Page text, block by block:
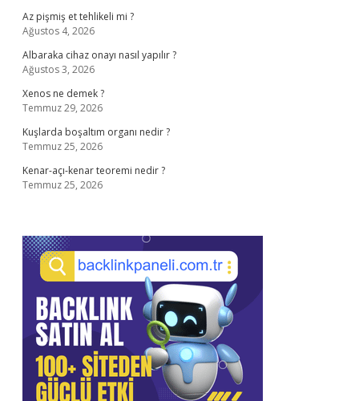
Az pişmiş et tehlikeli mi ?
Ağustos 4, 2026
Albaraka cihaz onayı nasıl yapılır ?
Ağustos 3, 2026
Xenos ne demek ?
Temmuz 29, 2026
Kuşlarda boşaltım organı nedir ?
Temmuz 25, 2026
Kenar-açı-kenar teoremi nedir ?
Temmuz 25, 2026